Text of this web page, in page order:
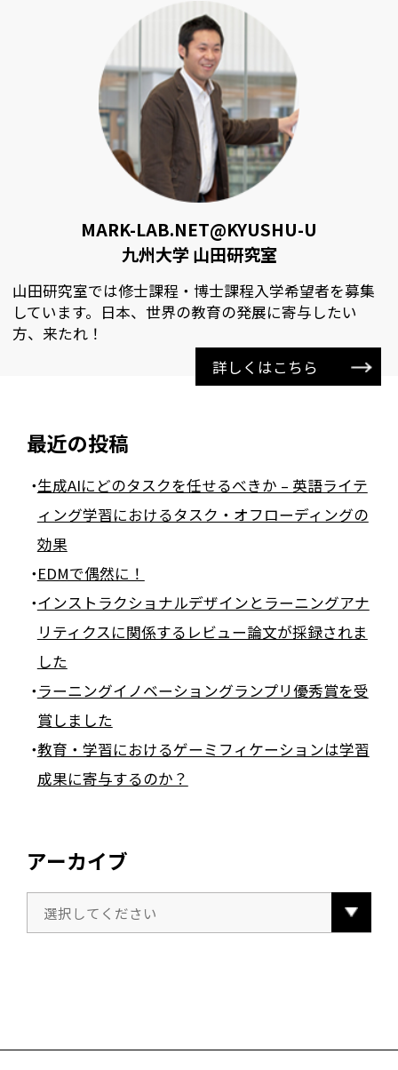
MARK-LAB.NET@KYUSHU-U
九州大学 山田研究室
山田研究室では修士課程・博士課程入学希望者を募集
しています。日本、世界の教育の発展に寄与したい
方、来たれ！
詳しくはこちら
最近の投稿
生成AIにどのタスクを任せるべきか – 英語ライテ
ィング学習におけるタスク・オフローディングの
効果
EDMで偶然に！
インストラクショナルデザインとラーニングアナ
リティクスに関係するレビュー論文が採録されま
した
ラーニングイノベーショングランプリ優秀賞を受
賞しました
教育・学習におけるゲーミフィケーションは学習
成果に寄与するのか？
アーカイブ